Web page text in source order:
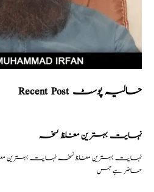
Recent Post حالیہ پوسٹ
نہایت بہترین مغلظ نسخہ
نہایت بہترین مغلظ نسخہ نہایت
حاضر ہے جس